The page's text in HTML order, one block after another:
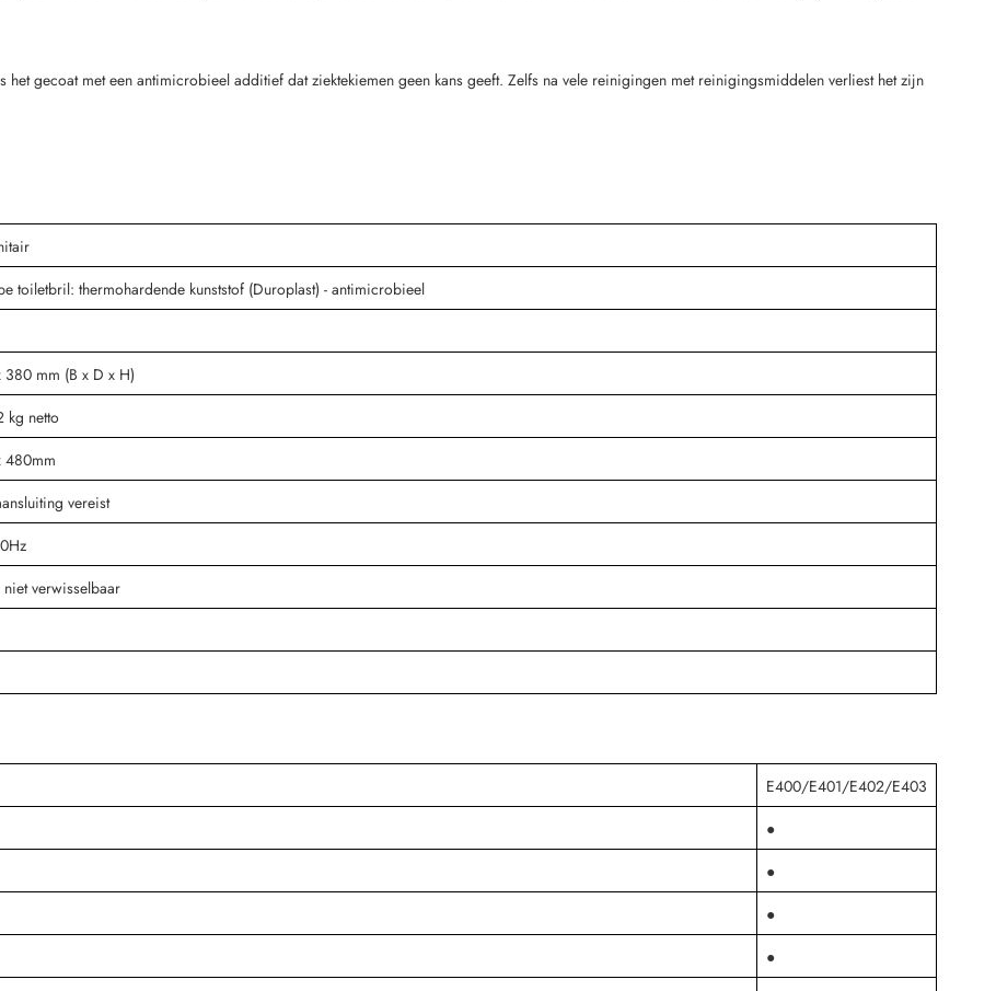
gecoat met een antimicrobieel additief dat ziektekiemen geen kans geeft. Zelfs na vele reinigingen met reinigingsmiddelen verliest het zijn
toiletbril: thermohardende kunststof (Duroplast) - antimicrobieel
mm (B x D x H)
kg netto
vereist
niet verwisselbaar
E400/E401/E402/E403
●
●
●
●